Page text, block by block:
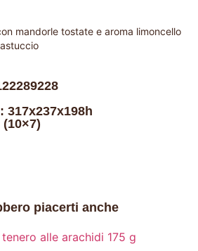
mandorle tostate e aroma limoncello
317x237x198h
piacerti anche